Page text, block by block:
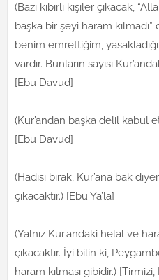
(Bazı kibirli kişiler çıkacak,
başka bir şeyi haram
benim emrettiğim,
vardır. Bunların sayısı
[Ebu Davud]
(Kur’andan başka delil kabul
[Ebu Davud]
(Hadisi bırak, Kur’ana bak
çıkacaktır.) [Ebu Ya’la]
(Yalnız Kur’andaki helal ve
çıkacaktır. İyi bilin ki,
haram kılması gibidir.) [Tirmizi,